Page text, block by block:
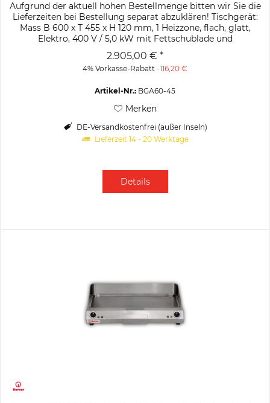
Aufgrund der aktuell hohen Bestellmenge bitten wir Sie die
Lieferzeiten bei Bestellung separat abzuklären! Tischgerät:
Mass B 600 x T 455 x H 120 mm, 1 Heizzone, flach, glatt,
Elektro, 400 V / 5,0 kW mit Fettschublade und
abnehmbarem...
2.905,00 € *
4% Vorkasse-Rabatt-116,20 €
Artikel-Nr.: BGA60-45
Merken
DE-Versandkostenfrei (außer Inseln)
Lieferzeit 14 - 20 Werktage
Details